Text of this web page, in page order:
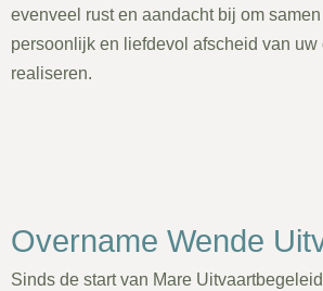
evenveel rust en aandacht bij om
persoonlijk en liefdevol afscheid van uw
realiseren.
Overname Wende
Sinds de start van Mare